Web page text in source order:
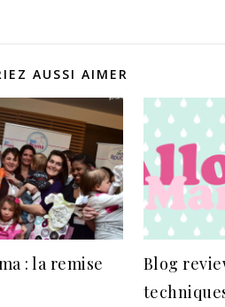
AUSSI AIMER
: la remise
Blog